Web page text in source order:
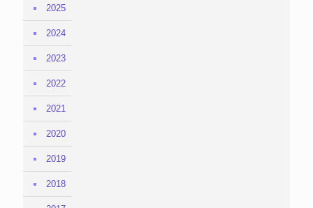
2025
2024
2023
2022
2021
2020
2019
2018